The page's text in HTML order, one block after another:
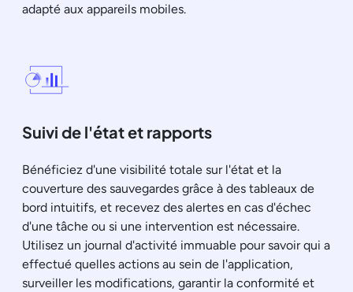
adapté aux appareils mobiles.
Suivi de l'état et rapports
Bénéficiez d'une visibilité totale sur l'état et la
couverture des sauvegardes grâce à des tableaux de
bord intuitifs, et recevez des alertes en cas d'échec
d'une tâche ou si une intervention est nécessaire.
Utilisez un journal d'activité immuable pour savoir qui a
effectué quelles actions au sein de l'application,
surveiller les modifications, garantir la conformité et